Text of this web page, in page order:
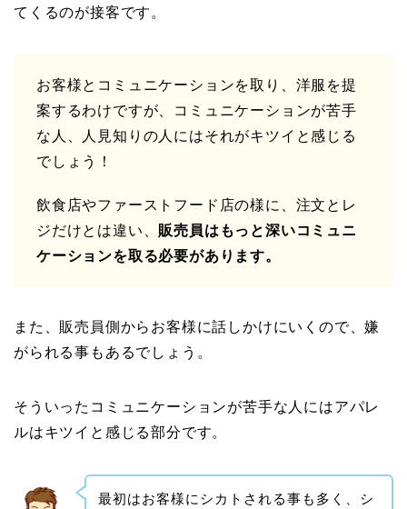
てくるのが接客です。
お客様とコミュニケーションを取り、洋服を提
案するわけですが、コミュニケーションが苦手
な人、人見知りの人にはそれがキツイと感じる
でしょう！
飲食店やファーストフード店の様に、注文とレ
ジだけとは違い、 販売員はもっと深いコミュニ
ケーションを取る必要があります。
また、販売員側からお客様に話しかけにいくので、嫌
がられる事もあるでしょう。
そういったコミュニケーションが苦手な人にはアパレ
ルはキツイと感じる部分です。
最初はお客様にシカトされる事も多く、シ